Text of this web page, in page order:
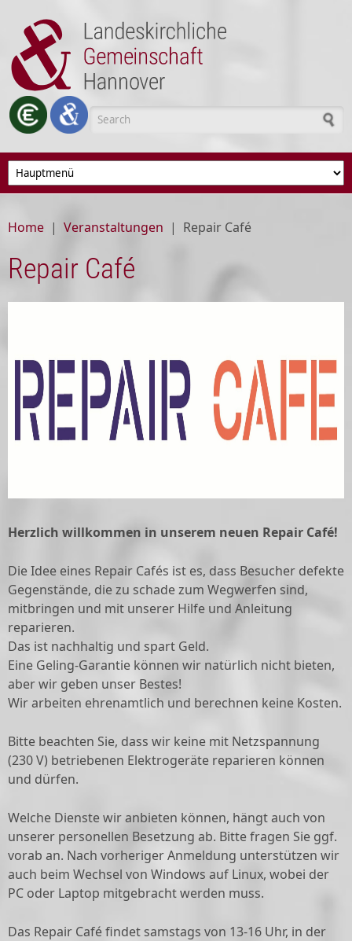
Search form
Home | Veranstaltungen | Repair Café
Repair Café
Herzlich willkommen in unserem neuen Repair Café!
Die Idee eines Repair Cafés ist es, dass Besucher defekte
Gegenstände, die zu schade zum Wegwerfen sind,
mitbringen und mit unserer Hilfe und Anleitung
reparieren.
Das ist nachhaltig und spart Geld.
Eine Geling-Garantie können wir natürlich nicht bieten,
aber wir geben unser Bestes!
Wir arbeiten ehrenamtlich und berechnen keine Kosten.
Bitte beachten Sie, dass wir keine mit Netzspannung
(230 V) betriebenen Elektrogeräte reparieren können
und dürfen.
Welche Dienste wir anbieten können, hängt auch von
unserer personellen Besetzung ab. Bitte fragen Sie ggf.
vorab an. Nach vorheriger Anmeldung unterstützen wir
auch beim Wechsel von Windows auf Linux, wobei der
PC oder Laptop mitgebracht werden muss.
Das Repair Café findet samstags von 13-16 Uhr, in der